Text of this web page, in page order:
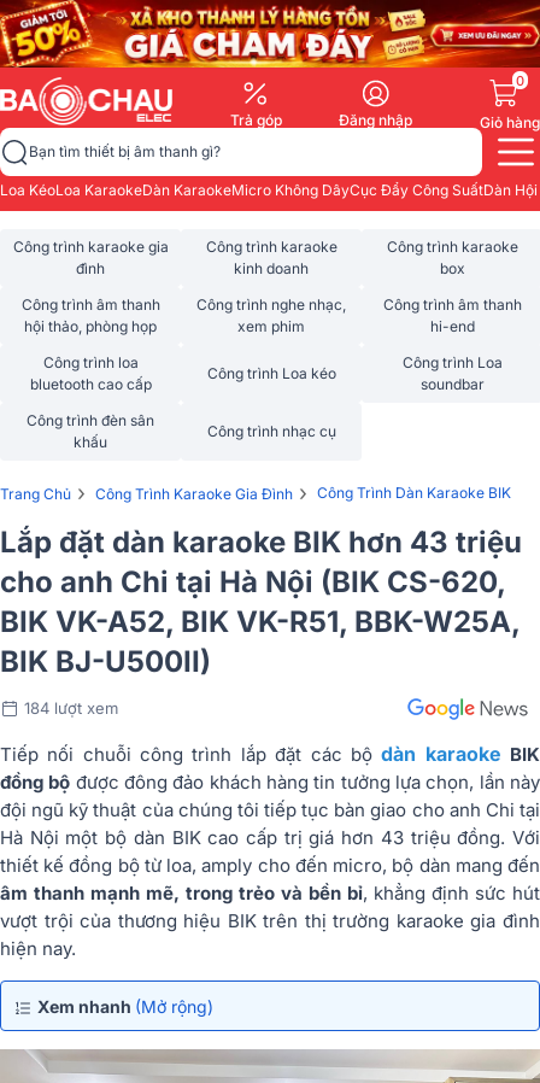
Trả góp Đăng nhập
0
Giỏ hàng
Bạn tìm thiết bị âm thanh gì?
Loa KéoLoa KaraokeDàn KaraokeMicro Không DâyCục Đẩy Công SuấtDàn
Công trình karaoke gia
đình
Công trình karaoke
kinh doanh
Công trình karaoke
box
Công trình âm thanh
hội thảo, phòng họp
Công trình nghe nhạc,
xem phim
Công trình âm thanh
hi-end
Công trình loa
bluetooth cao cấp
Công trình Loa kéo
Công trình Loa
soundbar
Công trình đèn sân
khấu
Công trình nhạc cụ
Trang Chủ › Công Trình Karaoke Gia Đình › Công Trình Dàn Karaoke BIK
Lắp đặt dàn karaoke BIK hơn 43 triệu
cho anh Chi tại Hà Nội (BIK CS-620,
BIK VK-A52, BIK VK-R51, BBK-W25A,
BIK BJ-U500II)
184 lượt xem
Tiếp nối chuỗi công trình lắp đặt các bộdàn karaoke BIK
đồng bộ được đông đảo khách hàng tin tưởng lựa chọn, lần này
đội ngũ kỹ thuật của chúng tôi tiếp tục bàn giao cho anh Chi tại
Hà Nội một bộ dàn BIK cao cấp trị giá hơn 43 triệu đồng. Với
thiết kế đồng bộ từ loa, amply cho đến micro, bộ dàn mang đến
âm thanh mạnh mẽ, trong trẻo và bền bỉ, khẳng định sức hút
vượt trội của thương hiệu BIK trên thị trường karaoke gia đình
hiện nay.
Xem nhanh (Mở rộng)